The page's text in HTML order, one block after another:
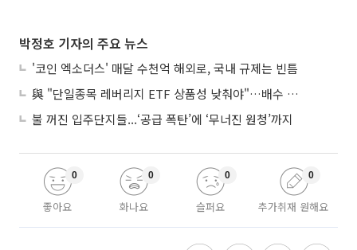
박정호 기자의 주요 뉴스
'코인 엑소더스' 매달 수천억 해외로, 국내 규제는 빈틈
與 "단일종목 레버리지 ETF 상품성 낮춰야"…배수 조정안도 거론
불 꺼진 입주단지들...‘공급 폭탄’에 ‘무너진 원청’까지
좋아요
0
화나요
0
슬퍼요
0
추가취재 원해요
0